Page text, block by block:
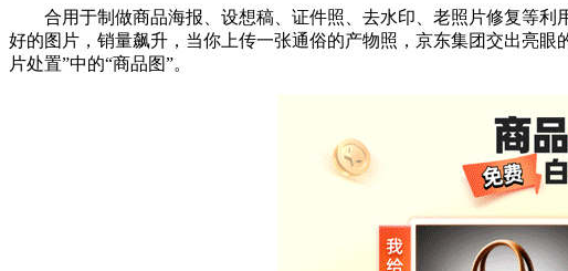
合用于制做商品海报、设想稿、证件照、去水印、老照片修复等利
好的图片，销量飙升，当你上传一张通俗的产物照，京东集团交出亮
片处置”中的“商品图”。